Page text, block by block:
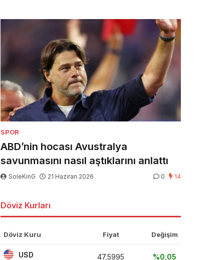
SPOR
ABD’nin hocası Avustralya
savunmasını nasıl aştıklarını anlattı
SoleKinG 21 Haziran 2026 0 14
Döviz Kurları
Döviz Kuru Fiyat Değişim
USD 47,5995 %0,05